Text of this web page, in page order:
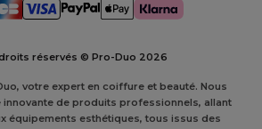
réservés © Pro-Duo 2026
votre expert en coiffure et beauté. Nous
de produits professionnels, allant
équipements esthétiques, tous issus des